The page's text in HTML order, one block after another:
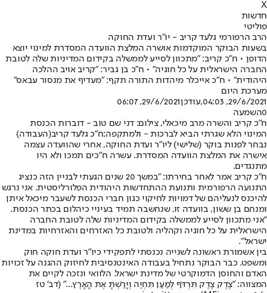
X
חדשות
פוליטי
הרב הרפורמי גלעד קריב - יו"ר ועדת החוקה
בשעות הבוקר המוקדמות אושרה המלצת הוועדה המסדרת למינוי יוצא
הדופן • ח"כ קריב: "מתכוון לסייע לממשלה בקידום המדיניות שלה לטובת
החברה הישראלית על כל חוגיה" • ח"כ בן גביר: "קריב אויב ההלכה
היהודית" • ח"כ אייכלר מיהדות התורה תקף: "מעדיף את מנסור עבאס"
מערכת היום
29/6/2021, 04:03
,עודכן29/6/2021, 06:07
0השמעה
ח"כ קריב והשרה מרב מיכאלי, צילום: דני שם טוב - דוברות הכנסת
המינוי הלא שגרתי הביא לברכות - ולמתקפה:ח"כ גלעד קריב(העבודה)
נבחר לפנות בוקר (שלישי) ליו"ר ועדת החוקה, אחרי שהוועדה עצמה
אישרה את המלצת הוועדה המסדרת. עשרה ח"כים תמכו ולא היו
מתנגדים.
ח"כ קריב אמר לאחר בחירתו: "במשך 20 שנים הגעתי לבניין הזה כנציג
התנועה הרפורמית ותנועת ההתחדשות היהודית הפלורליסטית. אני נרגש
להיכנס לנעליהם של דמויות לחיקוי כגון חברי הכנסת לשעבר מיכאל איתן
ומנחם בן ששון, בוועדה זו, שנחשבה תמיד בעיניי כיהלום בכתר הכנסת.
"אני מתכוון לסייע לממשלה בקידום המדיניות שלה לטובת החברה
הישראלית על כל חוגיה וקהליה ולטובת כל האזרחים והאזרחיות במדינת
ישראל".
בין אשמורת ראשונה לשנייה נכנסתי לתפקידי כיו"ר ועדת חוקה חוק
ומשפט. כבר הבוקר נתחיל בעבודה האינטנסיבית לחיזוק ההגנה על זכויות
האדם והחוסן הדמוקרטי של מדינת ישראל. הלוואי ונזכה לקיים את
המצווה: "צֶדֶק צֶדֶק תִּרְדֹּף לְמַעַן תִּחְיֶה וְיָרַשְׁתָּ אֶת הָאָרֶץ..." (דב' טז